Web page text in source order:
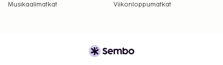
Musikaalimatkat
Viikonloppumatkat